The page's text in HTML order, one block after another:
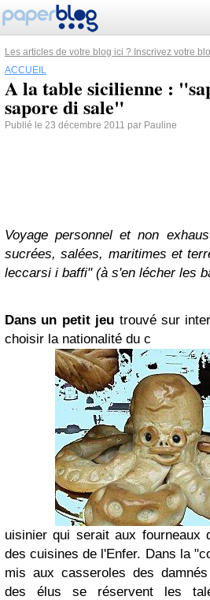
Les articles de votre blog ici ? Inscrivez votre
ACCUEIL
A la table sicilienne :
sapore di sale"
Publié le 23 décembre 2011 par Pauline
Voyage personnel et non
sucrées, salées, maritimes et
leccarsi i baffi" (à s'en lécher les
Dans un petit jeu trouvé sur
choisir la nationalité du c
uisinier qui serait aux fourneaux
des cuisines de l'Enfer. Dans la
mis aux casseroles des
des élus se réservent les